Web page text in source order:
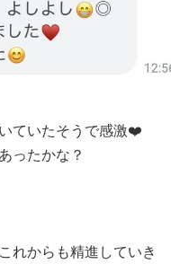
ていたそうで感激❤️
ったかな？
れからも精進していき